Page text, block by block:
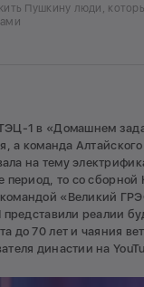
Пушкину люди,
1 в «Домашнем
а команда
на тему
период, то со
«Великий
представили реалии
до 70 лет и чаяния
династии на